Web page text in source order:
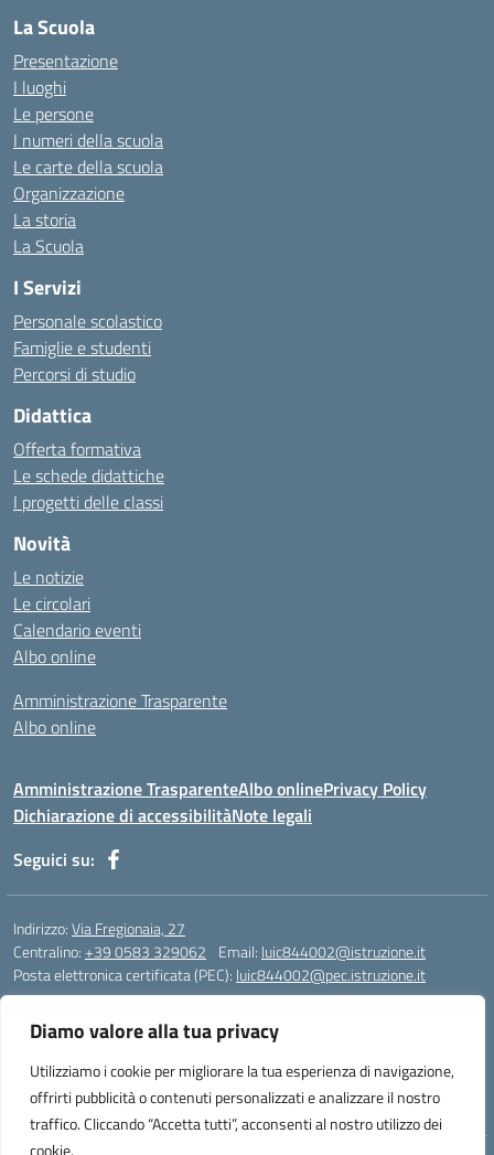
Diamo valore alla tua privacy
Utilizziamo i cookie per migliorare la tua esperienza di navigazione,
offrirti pubblicità o contenuti personalizzati e analizzare il nostro
traffico. Cliccando “Accetta tutti”, acconsenti al nostro utilizzo dei
cookie.
La Scuola
Presentazione
I luoghi
Le persone
I numeri della scuola
Le carte della scuola
Organizzazione
La storia
La Scuola
I Servizi
Personale scolastico
Famiglie e studenti
Percorsi di studio
Didattica
Offerta formativa
Le schede didattiche
I progetti delle classi
Novità
Le notizie
Le circolari
Calendario eventi
Albo online
Amministrazione Trasparente
Albo online
Amministrazione TrasparenteAlbo onlinePrivacy Policy
Dichiarazione di accessibilitàNote legali
Seguici su:
Indirizzo:Via Fregionaia, 27
Centralino:+39 0583 329062 Email: luic844002@istruzione.it
Posta elettronica certificata (PEC): luic844002@pec.istruzione.it
Codice meccanografico:luic844002
Codice Indice delle Pubbliche Amministrazioni (IPA): istsc_luic844002
Codice unico di fatturazione (CUF): UF76KO